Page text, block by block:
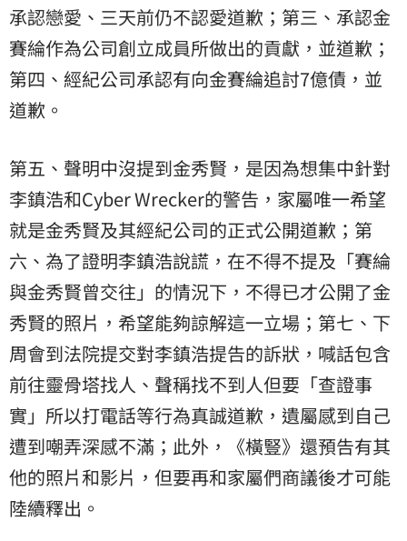
承認戀愛、三天前仍不認愛道歉；第三、承認金
賽綸作為公司創立成員所做出的貢獻，並道歉；
第四、經紀公司承認有向金賽綸追討7億債，並
道歉。
第五、聲明中沒提到金秀賢，是因為想集中針對
李鎮浩和Cyber Wrecker的警告，家屬唯一希望
就是金秀賢及其經紀公司的正式公開道歉；第
六、為了證明李鎮浩說謊，在不得不提及「賽綸
與金秀賢曾交往」的情況下，不得已才公開了金
秀賢的照片，希望能夠諒解這一立場；第七、下
周會到法院提交對李鎮浩提告的訴狀，喊話包含
前往靈骨塔找人、聲稱找不到人但要「查證事
實」所以打電話等行為真誠道歉，遺屬感到自己
遭到嘲弄深感不滿；此外，《橫豎》還預告有其
他的照片和影片，但要再和家屬們商議後才可能
陸續釋出。